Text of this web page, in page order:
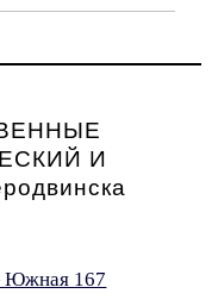
И
Южная 167